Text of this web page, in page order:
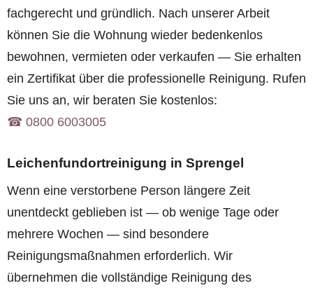
fachgerecht und gründlich. Nach unserer Arbeit
können Sie die Wohnung wieder bedenkenlos
bewohnen, vermieten oder verkaufen — Sie erhalten
ein Zertifikat über die professionelle Reinigung. Rufen
Sie uns an, wir beraten Sie kostenlos:
☎︎ 0800 6003005
Leichenfundortreinigung in Sprengel
Wenn eine verstorbene Person längere Zeit
unentdeckt geblieben ist — ob wenige Tage oder
mehrere Wochen — sind besondere
Reinigungsmaßnahmen erforderlich. Wir
übernehmen die vollständige Reinigung des